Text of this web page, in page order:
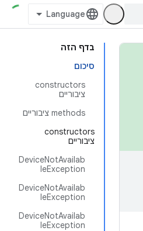
בדף הזה
סיכום
‫constructors
ציבוריים
‫methods ציבוריים
‫constructors
ציבוריים
DeviceNotAvailab
leException
DeviceNotAvailab
leException
DeviceNotAvailab
leException